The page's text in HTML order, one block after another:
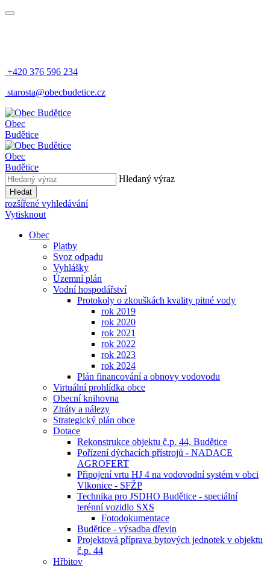
+420 376 596 234
starosta@obecbudetice.cz
Obec
Budětice
Obec
Budětice
Hledaný výraz
Hledat
rozšířené vyhledávání
Vytisknout
Obec
Platby
Svoz odpadu
Vyhlášky
Územní plán
Vodní hospodářství
Protokoly o zkouškách kvality pitné vody
rok 2019
rok 2020
rok 2021
rok 2022
rok 2023
rok 2024
Plán financování a obnovy vodovodu
Virtuální prohlídka obce
Obecní knihovna
Ztráty a nálezy
Strategický plán obce
Dotace
Rekonstrukce objektu č.p. 44, Budětice
Pořízení dýchacích přístrojů - NADACE
AGROFERT
Připojení vrtu HJ 4 na vodovodní systém v obci
Vlkonice - SFŽP
Technika pro JSDHO Budětice - speciální
terénní vozidlo SXS
Fotodokumentace
Budětice - výsadba dřevin
Projektová příprava bytových jednotek v objektu
č.p. 44
Hřbitov